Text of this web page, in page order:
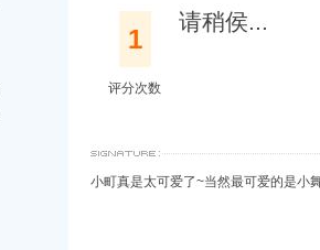
1
评分次数
请稍侯...
小町真是太可爱了~当然最可爱的是小